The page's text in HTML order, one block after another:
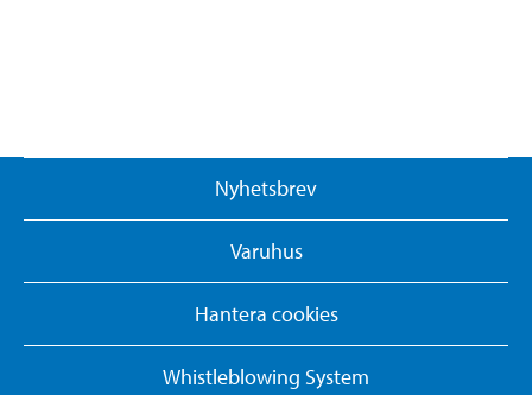
Nyhetsbrev
Varuhus
Hantera cookies
Whistleblowing System